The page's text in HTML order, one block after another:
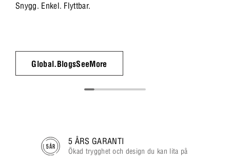
Snygg. Enkel. Flyttbar.
Global.BlogsSeeMore
5 ÅRS GARANTI
Ökad trygghet och design du kan lita på